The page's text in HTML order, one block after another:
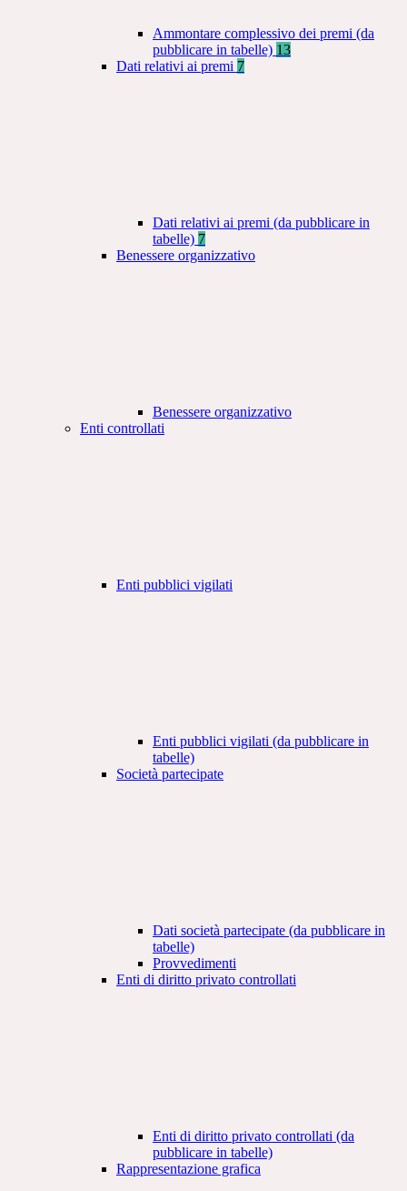
Ammontare complessivo dei premi (da
pubblicare in tabelle) 13
Dati relativi ai premi 7
Dati relativi ai premi (da pubblicare in
tabelle) 7
Benessere organizzativo
Benessere organizzativo
Enti controllati
Enti pubblici vigilati
Enti pubblici vigilati (da pubblicare in
tabelle)
Società partecipate
Dati società partecipate (da pubblicare in
tabelle)
Provvedimenti
Enti di diritto privato controllati
Enti di diritto privato controllati (da
pubblicare in tabelle)
Rappresentazione grafica